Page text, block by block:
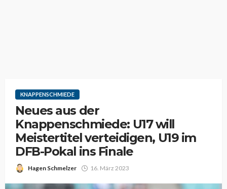
KNAPPENSCHMIEDE
Neues aus der
Knappenschmiede: U17 will
Meistertitel verteidigen, U19 im
DFB-Pokal ins Finale
Hagen Schmelzer 16. März 2023